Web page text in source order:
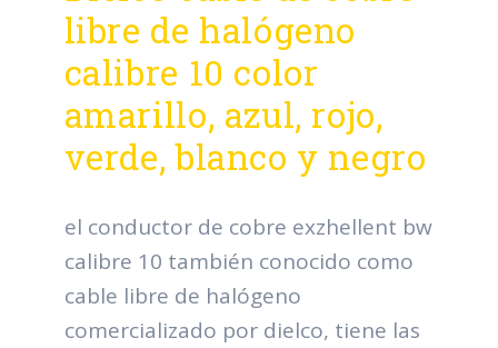
libre de halógeno
calibre 10 color
amarillo, azul, rojo,
verde, blanco y negro
el conductor de cobre exzhellent bw
calibre 10 también conocido como
cable libre de halógeno
comercializado por dielco, tiene las